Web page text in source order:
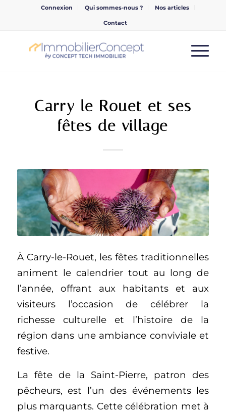
Connexion Qui sommes-nous ? Nos articles
Contact
Carry le Rouet et ses
fêtes de village
À Carry-le-Rouet, les fêtes traditionnelles
animent le calendrier tout au long de
l’année, offrant aux habitants et aux
visiteurs l’occasion de célébrer la
richesse culturelle et l’histoire de la
région dans une ambiance conviviale et
festive.
La fête de la Saint-Pierre, patron des
pêcheurs, est l’un des événements les
plus marquants. Cette célébration met à